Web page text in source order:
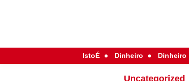
IstoÉ Dinheiro Dinheiro
Uncategorized